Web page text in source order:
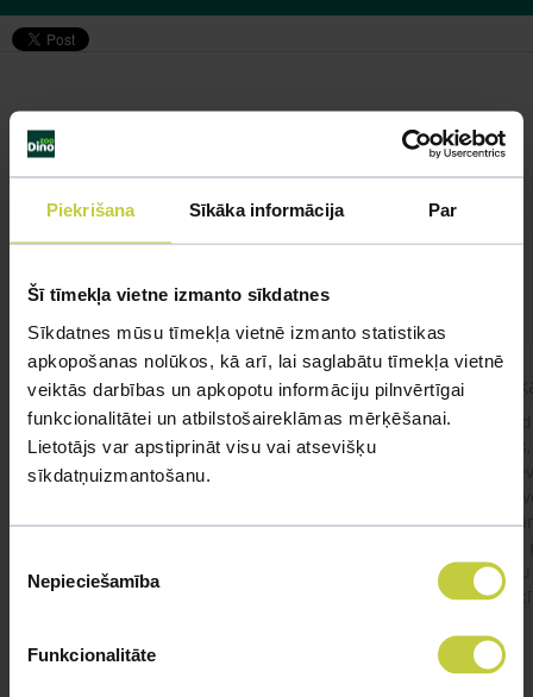
Piekrišana Sīkāka informācija Par
Šī tīmekļa vietne izmanto sīkdatnes
Sīkdatnes mūsu tīmekļa vietnē izmanto statistikas
apkopošanas nolūkos, kā arī, lai saglabātu tīmekļa vietnē
veiktās darbības un apkopotu informāciju pilnvērtīgai
funkcionalitātei un atbilstošaireklāmas mērķēšanai.
Lietotājs var apstiprināt visu vai atsevišķu
sīkdatņuizmantošanu.
izvēle
Nepieciešamība
Funkcionalitāte
Līdzīgi jautājumi
Mūsu eksperti spēs atbildēt uz jebkuru Jūsu jautājumu
kaķis apēdis plēvi
Ja kaķim gadījies apēst plastiku ,ko ieklāj zem
garnelēm kārbiņās apakšā.Kādas sekas varētu
būt?Kā kaķis varētu reağēt...Ko darīt?
būtu